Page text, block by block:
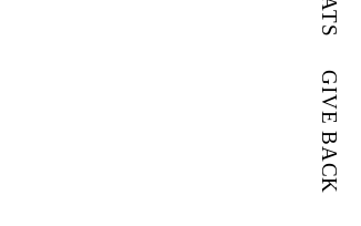
GIVE BACK